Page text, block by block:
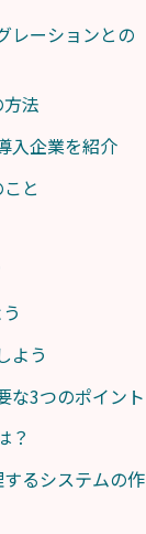
レーションとの
法
入企業を紹介
と
よう
な3つのポイント
？
るシステムの作